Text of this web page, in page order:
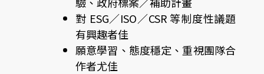
對 ESG／ISO／CSR 等制度性議題
有興趣者佳
願意學習、態度穩定、重視團隊合
作者尤佳